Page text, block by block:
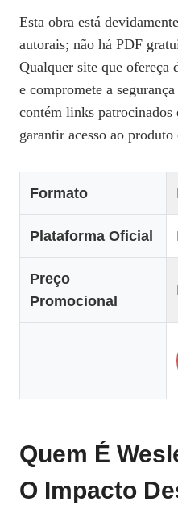
Esta obra está
autorais; não há PDF
Qualquer site que
e compromete a
contém links patrocinados
garantir acesso ao
Formato
Plataforma Oficial
Preço
Promocional
Quem É
O Impacto